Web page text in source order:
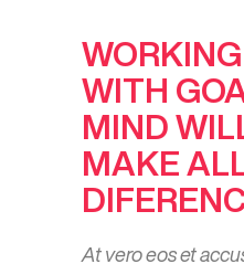
WORKING
WITH
MIND
MAKE
At vero eos et